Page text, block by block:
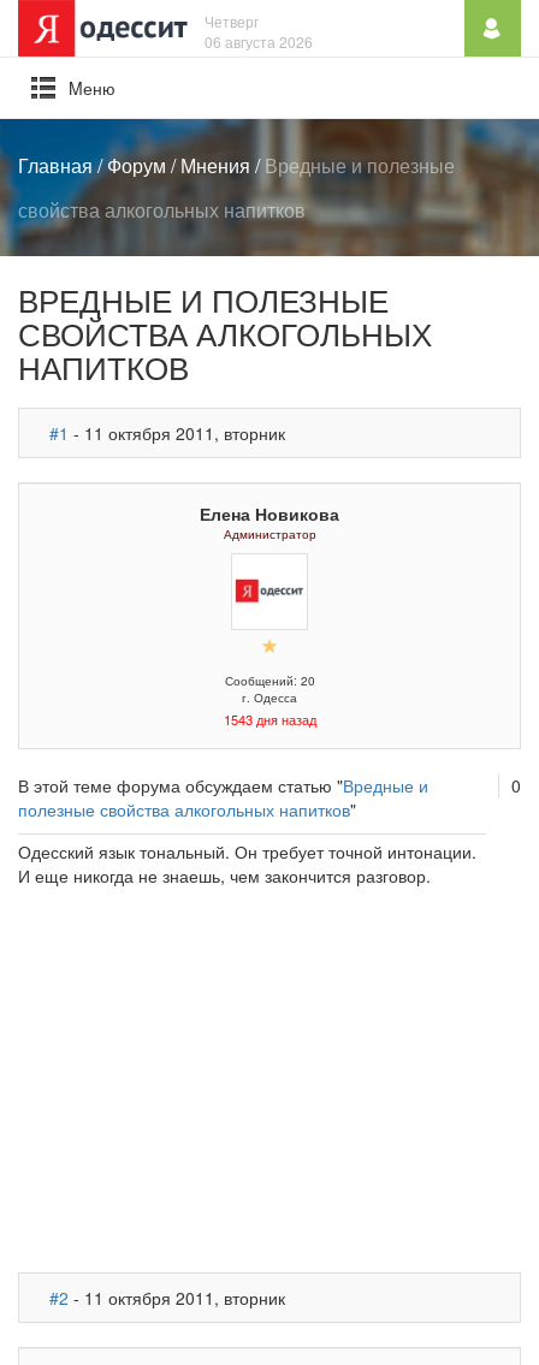
Четверг
06 августа 2026
Mеню
Главная/Форум /Мнения /Вредные и полезные
свойства алкогольных напитков
ВРЕДНЫЕ И ПОЛЕЗНЫЕ
СВОЙСТВА АЛКОГОЛЬНЫХ
НАПИТКОВ
#1 - 11 октября 2011, вторник
Елена Новикова
Администратор
Сообщений: 20
г. Одесса
1543 дня назад
0
В этой теме форума обсуждаем статью "Вредные и
полезные свойства алкогольных напитков"
Одесский язык тональный. Он требует точной интонации.
И еще никогда не знаешь, чем закончится разговор.
#2 - 11 октября 2011, вторник